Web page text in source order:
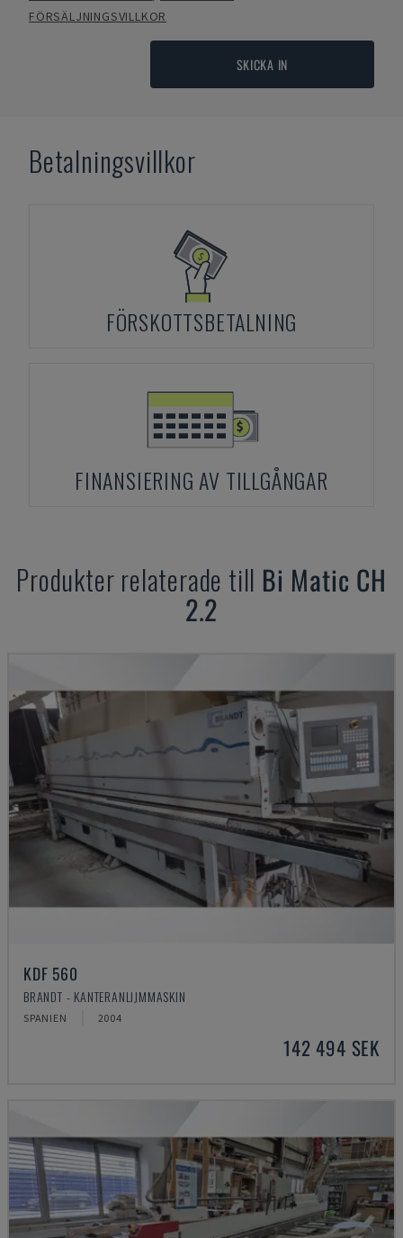
FÖRSÄLJNINGSVILLKOR
SKICKA IN
Betalningsvillkor
FÖRSKOTTSBETALNING
FINANSIERING AV TILLGÅNGAR
Produkter relaterade till Bi Matic CH
2.2
KDF 560
BRANDT - KANTERANLIJMMASKIN
SPANIEN 2004
142 494 SEK